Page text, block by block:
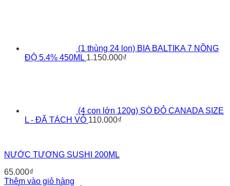
(1 thùng 24 lon) BIA BALTIKA 7 NỒNG
ĐỘ 5.4% 450ML 1.150.000₫
(4 con lớn 120g) SÒ ĐỎ CANADA SIZE
L - ĐÃ TÁCH VỎ 110.000₫
NƯỚC TƯƠNG SUSHI 200ML
65.000₫
Thêm vào giỏ hàng